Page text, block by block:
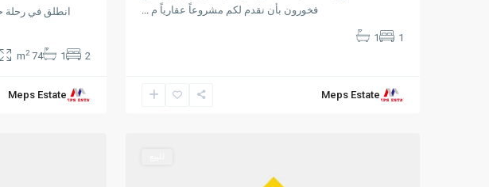
فخورون بأن نقدم لكم مشروعاً عقارياً م ...
1
1
Meps Estate
انطلق في رحلة
2
1
74 m
2
Meps Estate
Alsancak,
Lapta,